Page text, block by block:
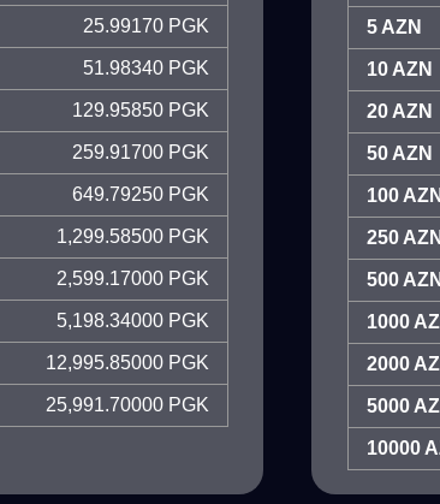
25.99170 PGK
51.98340 PGK
129.95850 PGK
259.91700 PGK
649.79250 PGK
1,299.58500 PGK
2,599.17000 PGK
5,198.34000 PGK
12,995.85000 PGK
25,991.70000 PGK
5 AZN
10 AZN
20 AZN
50 AZN
100 AZN
250 AZN
500 AZN
1000
2000
5000
10000